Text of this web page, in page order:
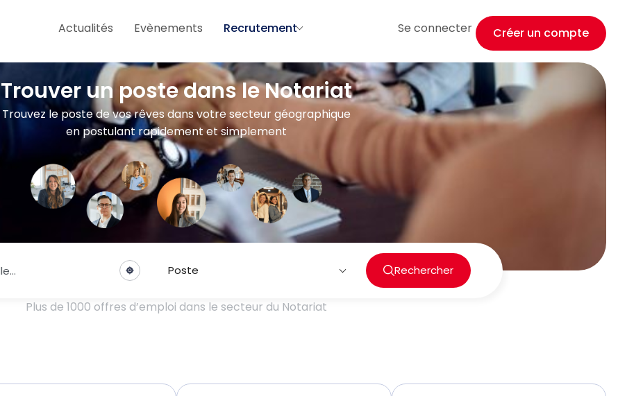
Actualités Evènements Recrutement Se connecter Créer un compte
Trouver un poste dans le Notariat
Trouvez le poste de vos rêves dans votre secteur géographique
en postulant rapidement et simplement
Poste Rechercher
Plus de 1000 offres d’emploi dans le secteur du Notariat